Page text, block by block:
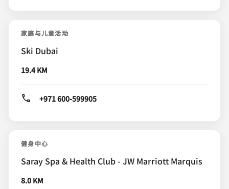
家庭与儿童活动
Ski Dubai
19.4 KM
+971 600-599905
健身中心
Saray Spa & Health Club - JW Marriott Marquis
8.0 KM